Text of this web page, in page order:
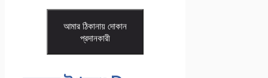
আমার ঠিকানায় দোকান
প্রদানকারী